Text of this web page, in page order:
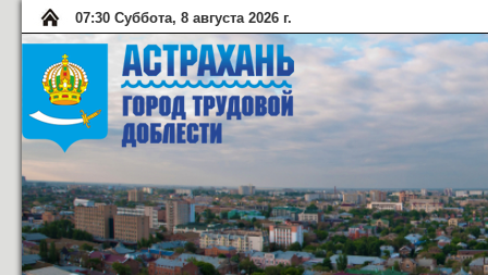
07:30 Суббота, 8 августа 2026 г.